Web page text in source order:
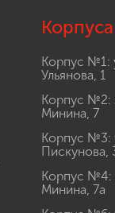
Корпуса
Корпус №1:
Ульянова, 1
Корпус №2:
Минина, 7
Корпус №3:
Пискунова,
Корпус №4:
Минина, 7а